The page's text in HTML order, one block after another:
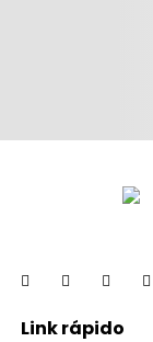
Link rápido